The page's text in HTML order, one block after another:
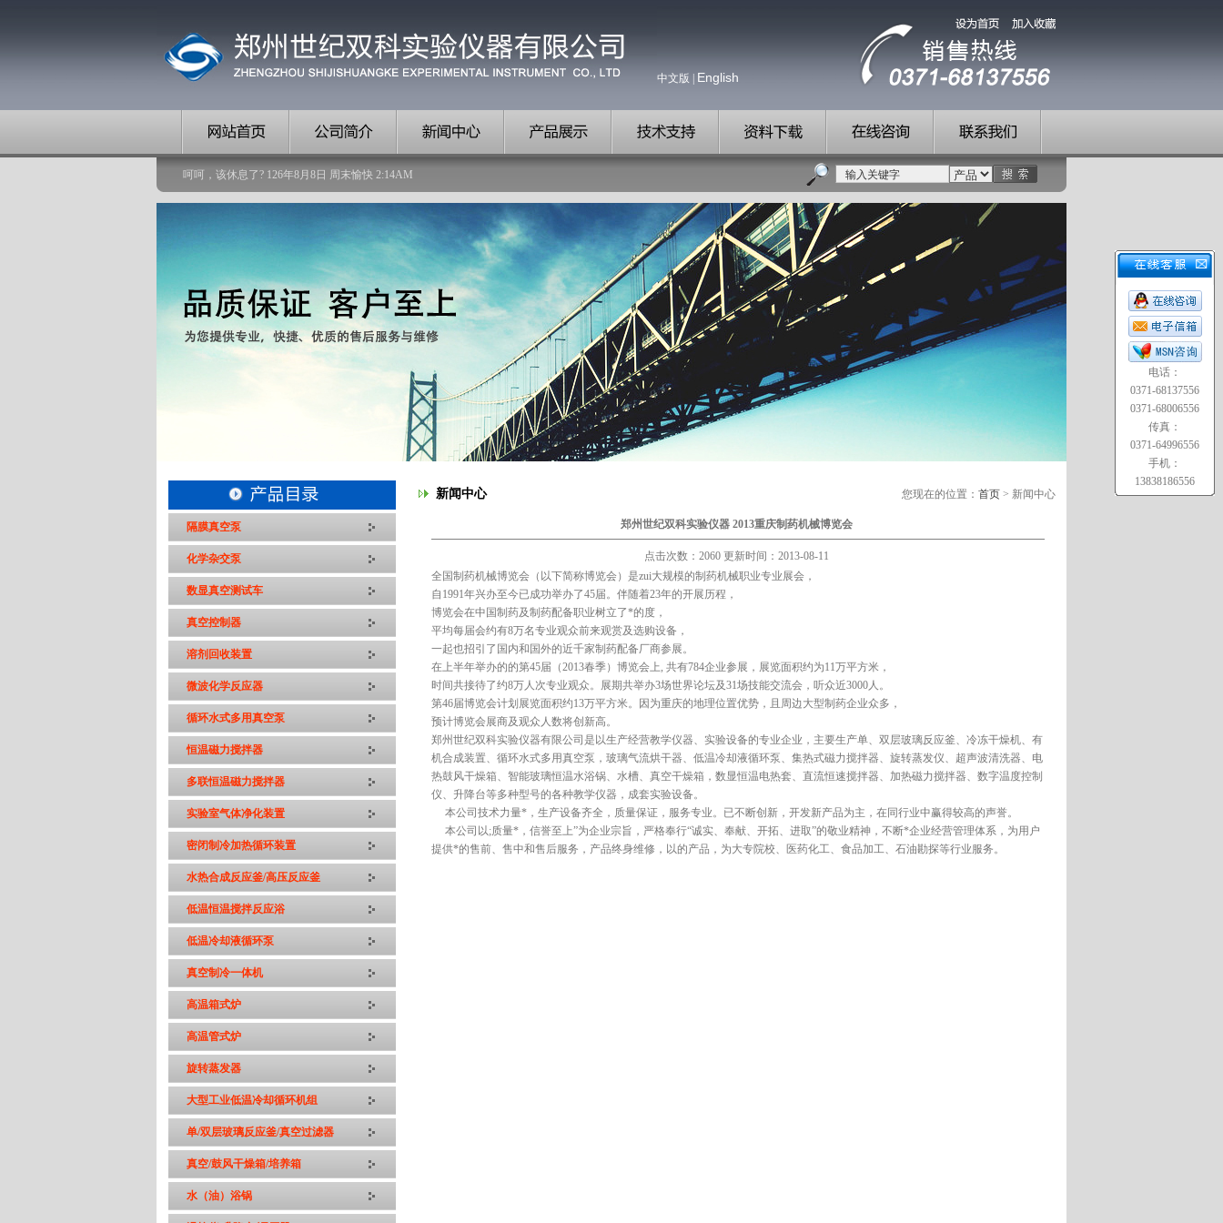
中文版 English
呵呵，该休息了? 126年8月 8 日 周末愉快 2:14AM
隔膜真空泵
化学杂交泵
数显真空测试车
真空控制器
溶剂回收装置
微波化学反应器
循环水式多用真空泵
恒温磁力搅拌器
多联恒温磁力搅拌器
实验室气体净化装置
密闭制冷加热循环装置
水热合成反应釜/高压反应釜
低温恒温搅拌反应浴
低温冷却液循环泵
真空制冷一体机
高温箱式炉
高温管式炉
旋转蒸发器
大型工业低温冷却循环机组
单/双层玻璃反应釜/真空过滤器
真空/鼓风干燥箱/培养箱
水（油）浴锅
新闻中心 您现在的位置： 首页> 新闻中心
郑州世纪双科实验仪器 2013重庆制药机械博览会
点击次数：2060 更新时间：2013-08-11
全国制药机械博览会（以下简称博览会）是zui大规模的制药机械职业专业展会，
自1991年兴办至今已成功举办了45届。伴随着23年的开展历程，
博览会在中国制药及制药配备职业树立了*的度，
平均每届会约有8万名专业观众前来观赏及选购设备，
一起也招引了国内和国外的近千家制药配备厂商参展。
在上半年举办的的第45届（2013春季）博览会上, 共有784企业参展，展览面积约为11万平方米，
时间共接待了约8万人次专业观众。展期共举办3场世界论坛及31场技能交流会，听众近3000人。
第46届博览会计划展览面积约13万平方米。因为重庆的地理位置优势，且周边大型制药企业众多，
预计博览会展商及观众人数将创新高。
郑州世纪双科实验仪器有限公司是以生产经营教学仪器、实验设备的专业企业，主要生产单、双层玻璃反应釜、冷冻干燥机、有
机合成装置、循环水式多用真空泵，玻璃气流烘干器、低温冷却液循环泵、集热式磁力搅拌器、旋转蒸发仪、超声波清洗器、电
热鼓风干燥箱、智能玻璃恒温水浴锅、水槽、真空干燥箱，数显恒温电热套、直流恒速搅拌器、加热磁力搅拌器、数字温度控制
仪、升降台等多种型号的各种教学仪器，成套实验设备。
本公司技术力量*，生产设备齐全，质量保证，服务专业。已不断创新，开发新产品为主，在同行业中赢得较高的声誉。
本公司以;质量*，信誉至上”为企业宗旨，严格奉行“诚实、奉献、开拓、进取”的敬业精神，不断*企业经营管理体系，为用户
提供*的售前、售中和售后服务，产品终身维修，以的产品，为大专院校、医药化工、食品加工、石油勘探等行业服务。
电话：
0371-68137556
0371-68006556
传真：
0371-64996556
手机：
13838186556